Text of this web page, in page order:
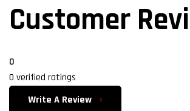
Customer
0
0 verified ratings
Write A Review